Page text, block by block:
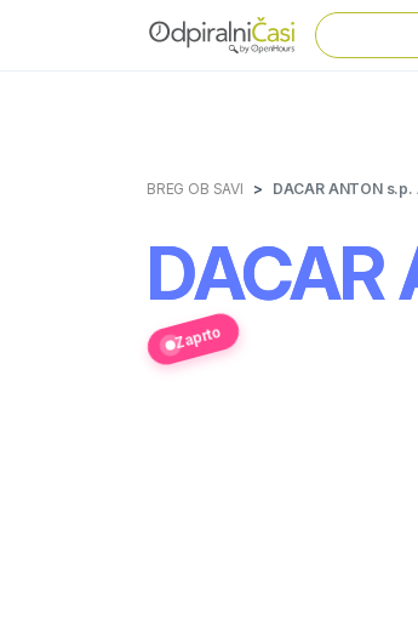
BREG OB SAVI DACAR ANTON s.p.
DACAR
Zaprto